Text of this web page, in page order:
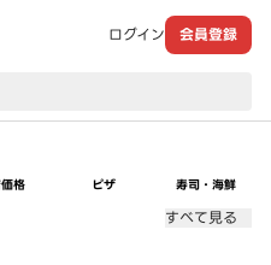
ログイン 会員登録
格 ピザ 寿司・海鮮
すべて見る